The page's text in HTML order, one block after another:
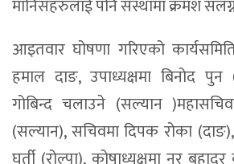
मानिसहरुलाई पनि संस्थामा क्रमश
आइतवार घोषणा गरिएको
हमाल दाङ, उपाध्यक्षमा बिनोद पुन
गोबिन्द चलाउने (सल्यान
(सल्यान), सचिवमा दिपक रोका